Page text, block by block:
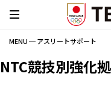
MENU ─ アスリートサポート
NTC競技別強化